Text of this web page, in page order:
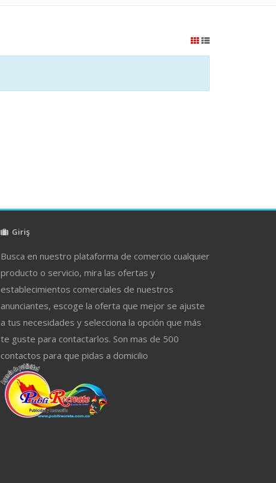
Giriş
Busca en nuestro plataforma de comercio cualquier
producto o servicio, mira las ofertas y
establecimientos comerciales de nuestros
anunciantes, escoge la oferta que mejor se ajuste
a tus necesidades y selecciona la opción que más
te guste para contactarlos. Son mas de 500
contactos para que pidas a domicilio